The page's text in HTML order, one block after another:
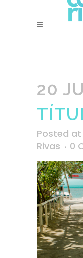
20
Posted at
Rivas
0